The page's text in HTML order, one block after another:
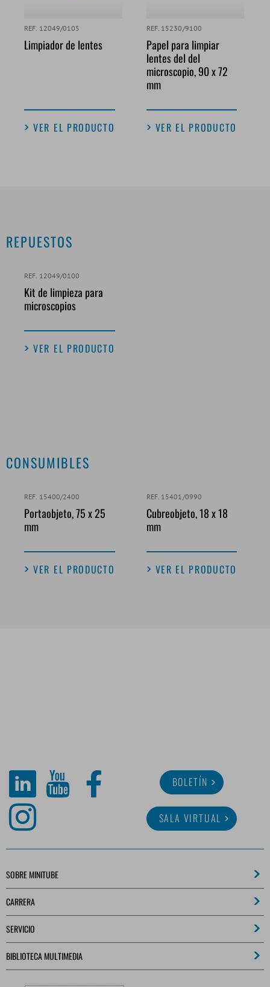
REF. 12049/0105
Limpiador de lentes
VER EL PRODUCTO
REF. 15230/9100
Papel para limpiar
lentes del del
microscopio, 90 x 72
mm
VER EL PRODUCTO
REPUESTOS
REF. 12049/0100
Kit de limpieza para
microscopios
VER EL PRODUCTO
CONSUMIBLES
REF. 15400/2400
Portaobjeto, 75 x 25
mm
VER EL PRODUCTO
REF. 15401/0990
Cubreobjeto, 18 x 18
mm
VER EL PRODUCTO
BOLETÍN
SALA VIRTUAL
SOBRE MINITUBE
CARRERA
SERVICIO
BIBLIOTECA MULTIMEDIA